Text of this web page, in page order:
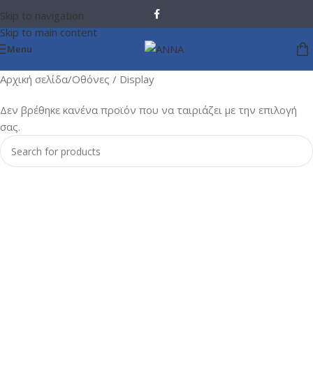
Skip to navigation
Skip to main content
Menu
Αρχική σελίδα Οθόνες / Display
Δεν βρέθηκε κανένα προϊόν που να ταιριάζει με την επιλογή
σας.